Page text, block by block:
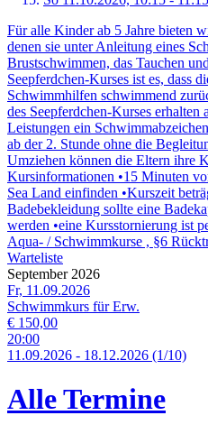
Für alle Kinder ab 5 Jahre bieten
denen sie unter Anleitung eines
Brustschwimmen, das Tauchen
Seepferdchen-Kurses ist es, dass
Schwimmhilfen schwimmend
des Seepferdchen-Kurses
Leistungen ein
ab der 2. Stunde ohne die
Umziehen können die Eltern ihre
Kursinformationen •15 Minuten
Sea Land einfinden •Kurszeit
Badebekleidung sollte eine
werden •eine Kursstornierung ist
Aqua- / Schwimmkurse , §6
Warteliste
September 2026
Fr, 11.09.2026
Schwimmkurs für Erw.
€ 150,00
20:00
11.09.2026 - 18.12.2026 (1/10)
Alle Termine